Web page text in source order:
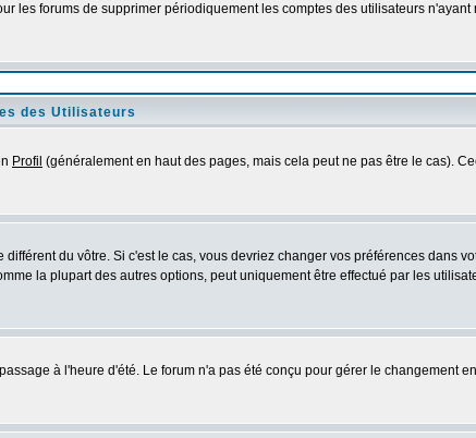
les forums de supprimer périodiquement les comptes des utilisateurs
des Utilisateurs
Profil (généralement en haut des pages, mais cela peut ne pas être le cas).
du vôtre. Si c'est le cas, vous devriez changer vos préférences dans
la plupart des autres options, peut uniquement être effectué par les
à l'heure d'été. Le forum n'a pas été conçu pour gérer le changement